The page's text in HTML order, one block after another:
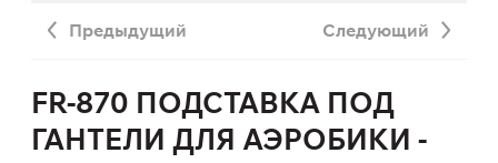
Предыдущий Следующий
FR-870 ПОДСТАВКА ПОД
ГАНТЕЛИ ДЛЯ АЭРОБИКИ -